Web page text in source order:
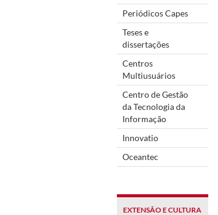
Periódicos Capes
Teses e
dissertações
Centros
Multiusuários
Centro de Gestão
da Tecnologia da
Informação
Innovatio
Oceantec
EXTENSÃO E CULTURA